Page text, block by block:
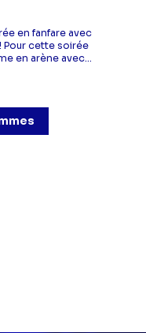
en fanfare avec
Pour cette soirée
en arène avec...